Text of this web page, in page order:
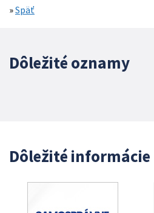
»Späť
Dôležité oznamy
Dôležité informácie